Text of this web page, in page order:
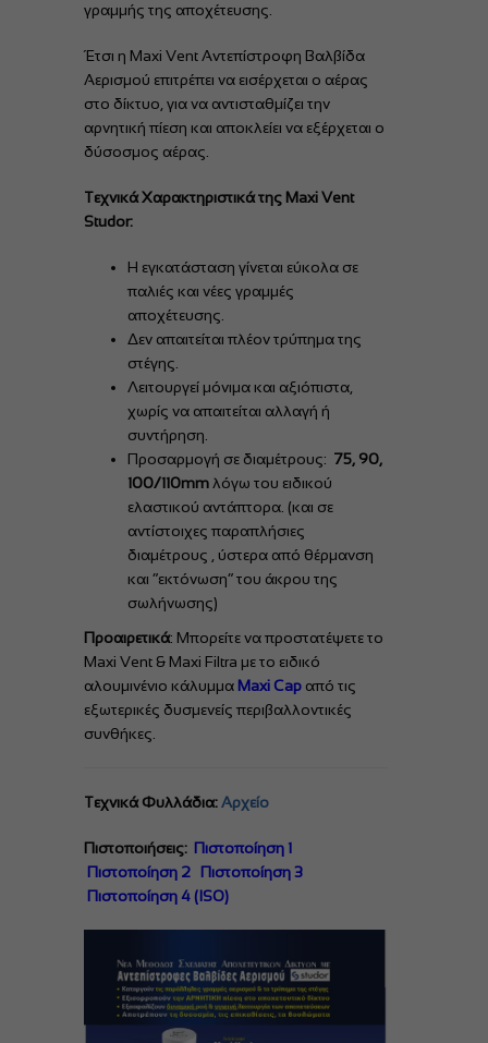
γραμμής της αποχέτευσης.
Έτσι η Maxi Vent Αντεπίστροφη Βαλβίδα
Αερισμού επιτρέπει να εισέρχεται ο αέρας
στο δίκτυο, για να αντισταθμίζει την
αρνητική πίεση και αποκλείει να εξέρχεται ο
δύσοσμος αέρας.
Τεχνικά Χαρακτηριστικά της Maxi Vent
Studor:
H εγκατάσταση γίνεται εύκολα σε
παλιές και νέες γραμμές
αποχέτευσης.
Δεν απαιτείται πλέον τρύπημα της
στέγης.
Λειτουργεί μόνιμα και αξιόπιστα,
χωρίς να απαιτείται αλλαγή ή
συντήρηση.
Προσαρμογή σε διαμέτρους: 75, 90,
100/110mm λόγω του ειδικού
ελαστικού αντάπτορα. (και σε
αντίστοιχες παραπλήσιες
διαμέτρους , ύστερα από θέρμανση
και “εκτόνωση” του άκρου της
σωλήνωσης)
Προαιρετικά: Μπορείτε να προστατέψετε το
Maxi Vent & Maxi Filtra με το ειδικό
αλουμινένιο κάλυμμα Maxi Cap από τις
εξωτερικές δυσμενείς περιβαλλοντικές
συνθήκες.
Τεχνικά Φυλλάδια: Aρχείο
Πιστοποιήσεις: Πιστοποίηση 1
Πιστοποίηση 2
Πιστοποίηση 3
Πιστοποίηση 4 (ISO)